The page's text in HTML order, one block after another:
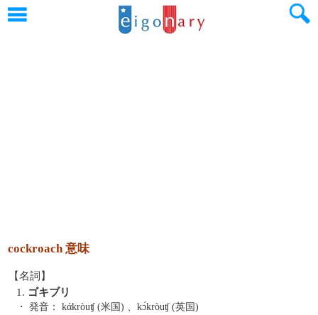
cockroach 意味
【名詞】
1. ゴキブリ
・ 発音：
kάkròuʧ (米国) 、kɔ́kròuʧ (英国)